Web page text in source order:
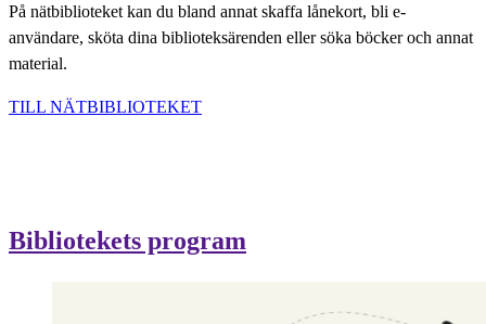
På nätbiblioteket kan du bland annat skaffa lånekort, bli e-
användare, sköta dina biblioteksärenden eller söka böcker och annat
material.
TILL NÄTBIBLIOTEKET
Bibliotekets program